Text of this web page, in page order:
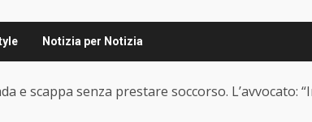
Notizia per Notizia
e scappa senza prestare soccorso.